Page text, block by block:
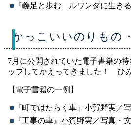
『義足と歩む ルワンダに生き
かっこいいのりもの
7月に公開されていた電子書籍の
ップしてかえってきました！ ひ
【電子書籍の一例】
『町ではたらく車』小賀野実
『工事の車』小賀野実／写真